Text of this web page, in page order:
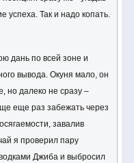
Так и надо копать.
дань по всей зоне и
вывода. Окуня мало, он
но далеко не сразу –
еще раз забежать через
завалив
я проверил пару
Джиба и выбросил